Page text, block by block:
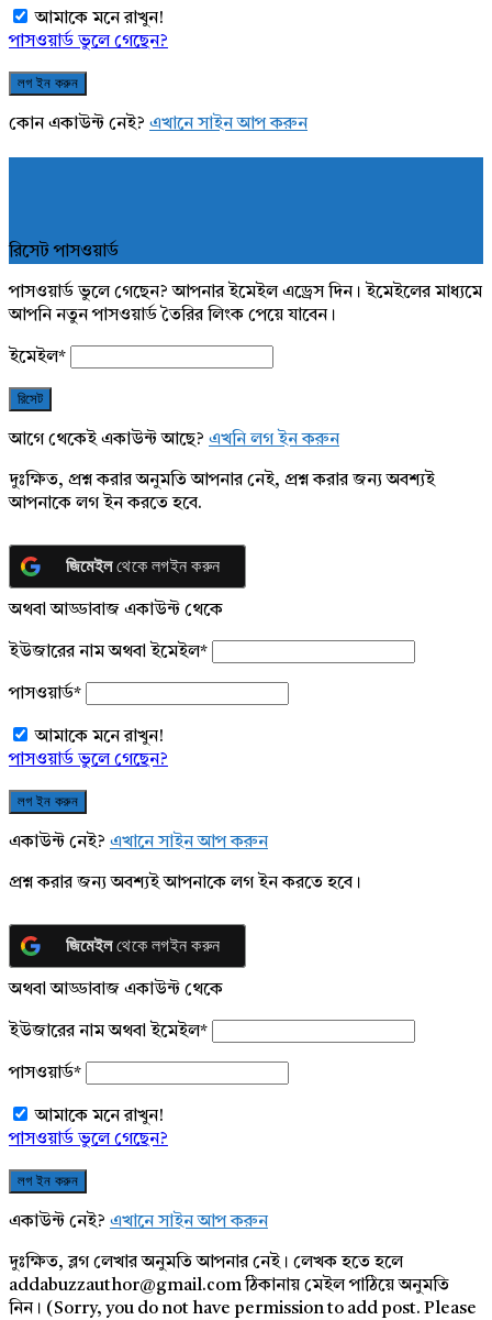
আমাকে মনে রাখুন!
পাসওয়ার্ড ভুলে গেছেন?
কোন একাউন্ট নেই? এখানে সাইন আপ করুন
রিসেট পাসওয়ার্ড
পাসওয়ার্ড ভুলে গেছেন? আপনার ইমেইল এড্রেস দিন। ইমেইলের মাধ্যমে
আপনি নতুন পাসওয়ার্ড তৈরির লিংক পেয়ে যাবেন।
ইমেইল*
আগে থেকেই একাউন্ট আছে? এখনি লগ ইন করুন
দুঃক্ষিত, প্রশ্ন করার অনুমতি আপনার নেই, প্রশ্ন করার জন্য অবশ্যই
আপনাকে লগ ইন করতে হবে.
জিমেইলথেকে লগইন করুন
অথবা আড্ডাবাজ একাউন্ট থেকে
ইউজারের নাম অথবা ইমেইল*
পাসওয়ার্ড*
আমাকে মনে রাখুন!
পাসওয়ার্ড ভুলে গেছেন?
একাউন্ট নেই? এখানে সাইন আপ করুন
প্রশ্ন করার জন্য অবশ্যই আপনাকে লগ ইন করতে হবে।
জিমেইলথেকে লগইন করুন
অথবা আড্ডাবাজ একাউন্ট থেকে
ইউজারের নাম অথবা ইমেইল*
পাসওয়ার্ড*
আমাকে মনে রাখুন!
পাসওয়ার্ড ভুলে গেছেন?
একাউন্ট নেই? এখানে সাইন আপ করুন
দুঃক্ষিত, ব্লগ লেখার অনুমতি আপনার নেই। লেখক হতে হলে
addabuzzauthor@gmail.com ঠিকানায় মেইল পাঠিয়ে অনুমতি
নিন। (Sorry, you do not have permission to add post. Please